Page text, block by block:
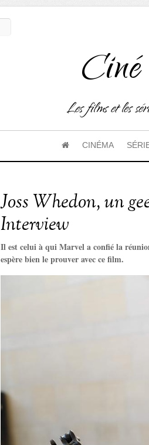
Les films et les
CINÉMA
Joss Whedon, un
Interview
Il est celui à qui Marvel a confié la
espère bien le prouver avec ce film.